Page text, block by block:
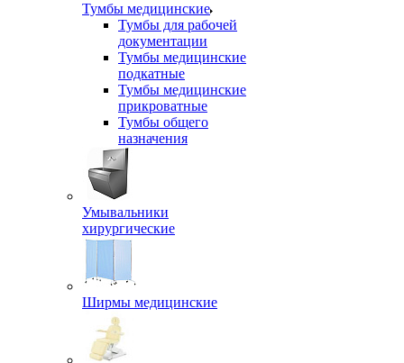
Тумбы медицинские
Тумбы для рабочей
документации
Тумбы медицинские
подкатные
Тумбы медицинские
прикроватные
Тумбы общего
назначения
Умывальники
хирургические
Ширмы медицинские